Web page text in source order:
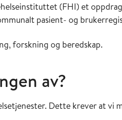
(FHI) et
pasient- og
forskning og beredskap.
av?
Dette krever at vi